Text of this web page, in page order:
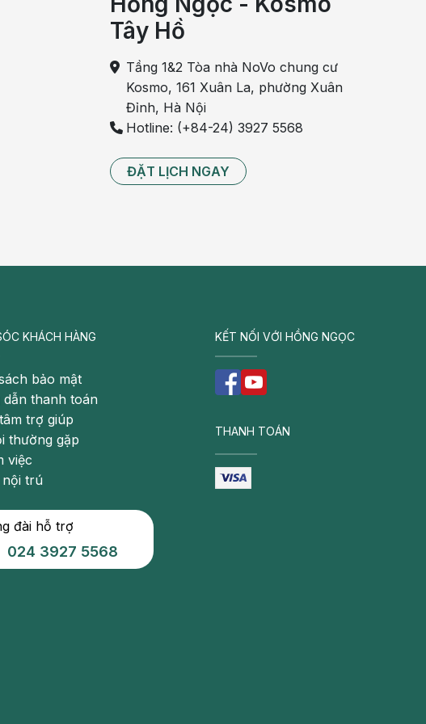
các
có thể
đi
trị kịp
xuất
Tây Hồ
Tầng 1&2 Tòa nhà NoVo chung cư
Kosmo, 161 Xuân La, phường Xuân
Đỉnh, Hà Nội
Hotline: (+84-24) 3927 5568
ĐẶT LỊCH NGAY
KHÁCH HÀNG
bảo mật
dẫn thanh toán
trợ giúp
thường gặp
việc
nội trú
đài hỗ trợ
024 3927 5568
KẾT NỐI VỚI HỒNG NGỌC
THANH TOÁN